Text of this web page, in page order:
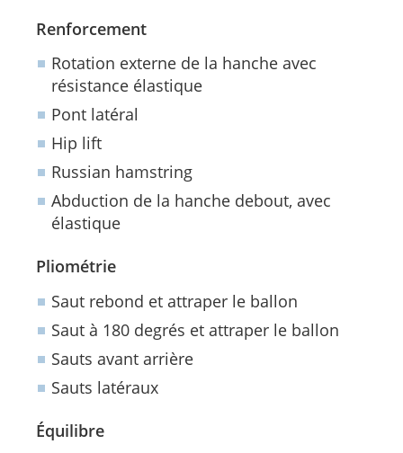
Renforcement
Rotation externe de la hanche avec
résistance élastique
Pont latéral
Hip lift
Russian hamstring
Abduction de la hanche debout, avec
élastique
Pliométrie
Saut rebond et attraper le ballon
Saut à 180 degrés et attraper le ballon
Sauts avant arrière
Sauts latéraux
Équilibre